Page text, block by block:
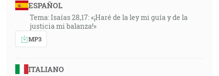
ESPAÑOL
Tema: Isaías 28,17: «¡Haré de la ley mi guía y de la
justicia mi balanza!»
MP3
ITALIANO